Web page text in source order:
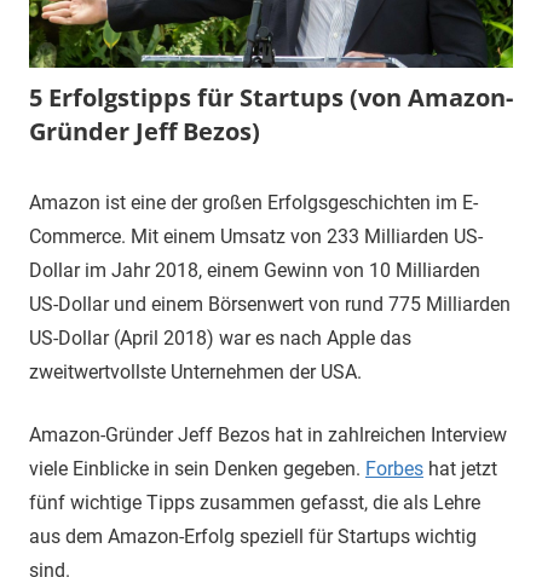
5 Erfolgstipps für Startups (von Amazon-
Gründer Jeff Bezos)
26.
Juli
2019
terminal-
y
Sapere
aude
Amazon ist eine der großen Erfolgsgeschichten im E-
Commerce. Mit einem Umsatz von 233 Milliarden US-
Dollar im Jahr 2018, einem Gewinn von 10 Milliarden
US-Dollar und einem Börsenwert von rund 775 Milliarden
US-Dollar (April 2018) war es nach Apple das
zweitwertvollste Unternehmen der USA.
Amazon-Gründer Jeff Bezos hat in zahlreichen Interview
viele Einblicke in sein Denken gegeben. Forbes hat jetzt
fünf wichtige Tipps zusammen gefasst, die als Lehre
aus dem Amazon-Erfolg speziell für Startups wichtig
sind.